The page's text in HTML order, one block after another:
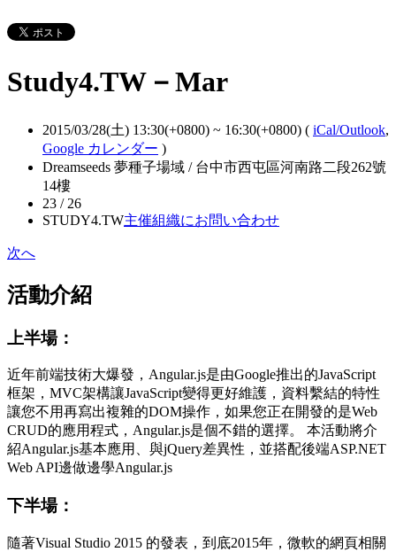
Study4.TW－Mar
2015/03/28(土) 13:30(+0800) ~ 16:30(+0800) ( iCal/Outlook,
Google カレンダー )
Dreamseeds 夢種子場域 / 台中市西屯區河南路二段262號
14樓
23 / 26
STUDY4.TW主催組織にお問い合わせ
次へ
活動介紹
上半場：
近年前端技術大爆發，Angular.js是由Google推出的JavaScript
框架，MVC架構讓JavaScript變得更好維護，資料繫結的特性
讓您不用再寫出複雜的DOM操作，如果您正在開發的是Web
CRUD的應用程式，Angular.js是個不錯的選擇。 本活動將介
紹Angular.js基本應用、與jQuery差異性，並搭配後端ASP.NET
Web API邊做邊學Angular.js
下半場：
隨著Visual Studio 2015 的發表，到底2015年，微軟的網頁相關